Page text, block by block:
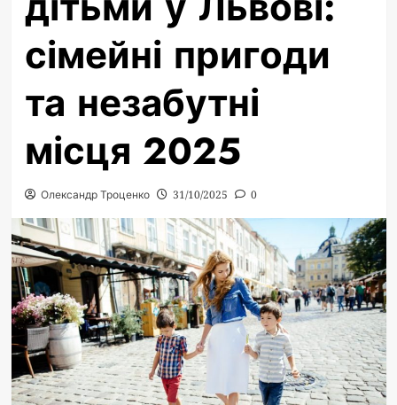
сімейні пригоди
та незабутні
місця 2025
Олександр Троценко 31/10/2025 0